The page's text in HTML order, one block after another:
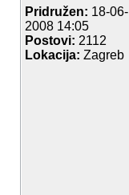
Pridružen: 18-06-
2008 14:05
Postovi: 2112
Lokacija: Zagreb